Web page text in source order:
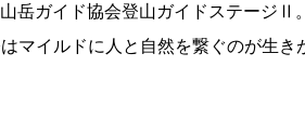
岳ガイド協会登山ガイドステージⅡ
マイルドに人と自然を繋ぐのが生き